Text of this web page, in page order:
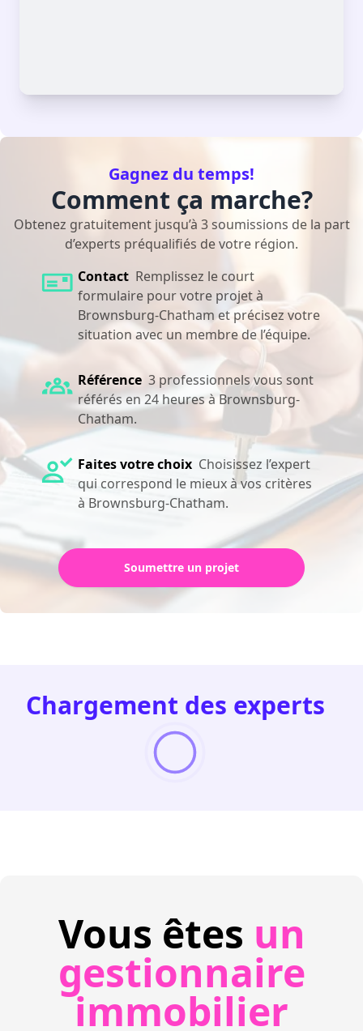
Gagnez du temps!
Comment ça marche?
Obtenez gratuitement jusqu’à 3 soumissions de la part
d’experts préqualifiés de votre région.
Contact Remplissez le court
formulaire pour votre projet à
Brownsburg-Chatham et précisez votre
situation avec un membre de l’équipe.
Référence 3 professionnels vous sont
référés en 24 heures à Brownsburg-
Chatham.
Faites votre choix Choisissez l’expert
qui correspond le mieux à vos critères
à Brownsburg-Chatham.
Soumettre un projet
Chargement des experts
Vous êtes un
gestionnaire
immobilier